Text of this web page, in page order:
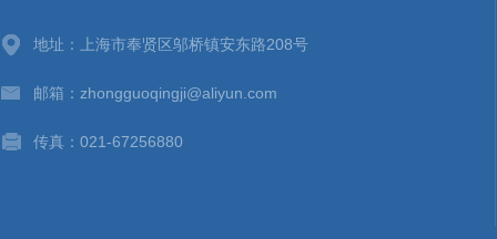
地址：上海市奉贤区邬桥镇安东路208号
邮箱：zhongguoqingji@aliyun.com
传真：021-67256880